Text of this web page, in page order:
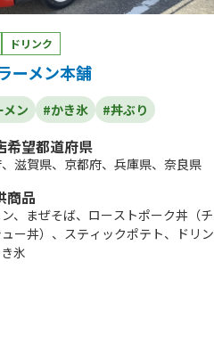
ドリンク
ーメン本舗
メン #かき氷 #丼ぶり
希望都道府県
、 滋賀県、 京都府、 兵庫県、 奈良県
商品
、まぜそば、ローストポーク丼（チ
ー丼）、スティックポテト、ドリン
氷